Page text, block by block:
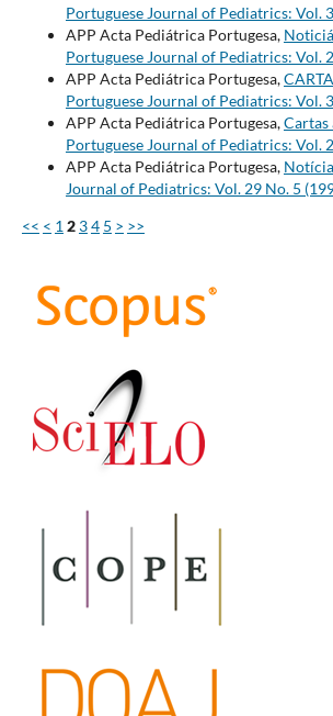
Portuguese Journal of Pediatrics: Vol.
APP Acta Pediátrica Portugesa,
Portuguese Journal of Pediatrics: Vol.
APP Acta Pediátrica Portugesa,
Portuguese Journal of Pediatrics: Vol.
APP Acta Pediátrica Portugesa,Cartas
Portuguese Journal of Pediatrics: Vol.
APP Acta Pediátrica Portugesa,
Journal of Pediatrics: Vol. 29 No. 5
<< < 1 2 34 5 > >>